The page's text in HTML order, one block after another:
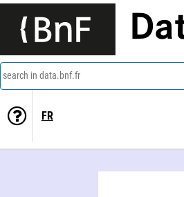
search in data.bnf.fr
FR